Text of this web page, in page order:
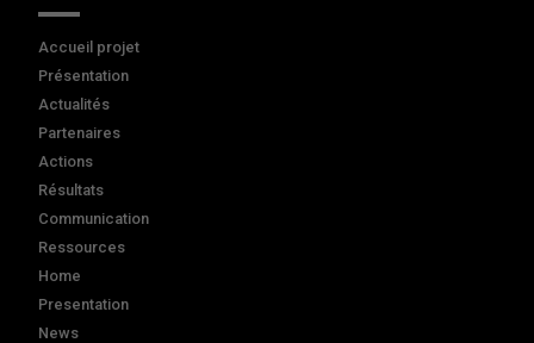
Accueil projet
Présentation
Actualités
Partenaires
Actions
Résultats
Communication
Ressources
Home
Presentation
News